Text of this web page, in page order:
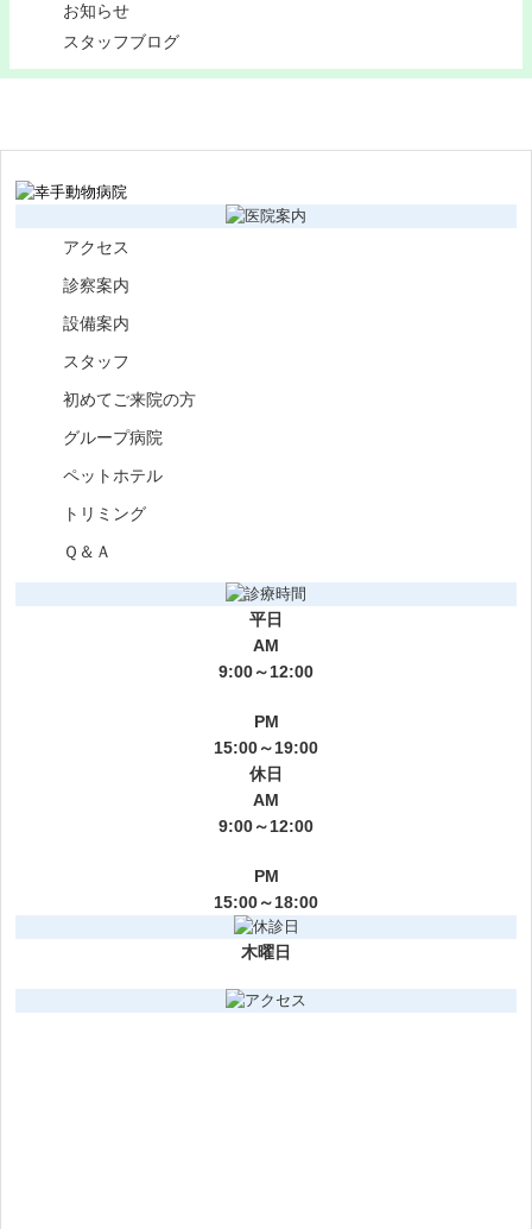
お知らせ
スタッフブログ
アクセス
診察案内
設備案内
スタッフ
初めてご来院の方
グループ病院
ペットホテル
トリミング
Ｑ＆Ａ
平日
AM
9:00～12:00
PM
15:00～19:00
休日
AM
9:00～12:00
PM
15:00～18:00
木曜日